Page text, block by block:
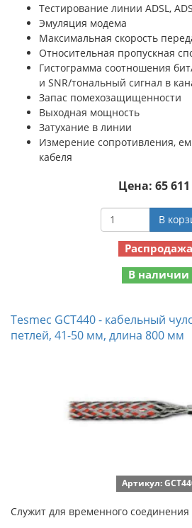
Тестирование линии ADSL,
Эмуляция модема
Максимальная скорость
Относительная пропускная
Гистограмма соотношения
и SNR/тональный сигнал в
Запас помехозащищенности
Выходная мощность
Затухание в линии
Измерение сопротивления,
кабеля
Цена: 65 611
В
Распродажа
В наличии
Tesmec GCT440 - кабельный
петлей, 41-50 мм, длина 800 мм
Артикул:
Служит для временного соединения